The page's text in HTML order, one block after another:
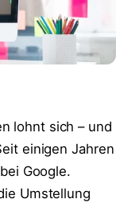
lohnt sich – und
einigen Jahren
Google.
Umstellung